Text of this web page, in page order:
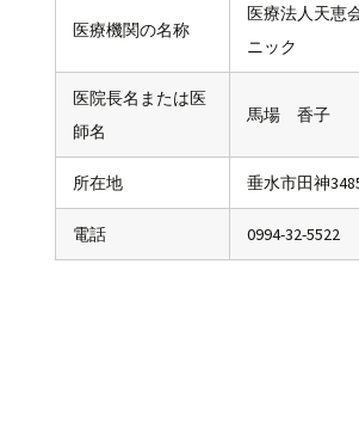
医療機関の名称
医療法人天恵
ニック
医院長名または医
師名
馬場 香子
所在地 垂水市田神
電話 0994-32-5522